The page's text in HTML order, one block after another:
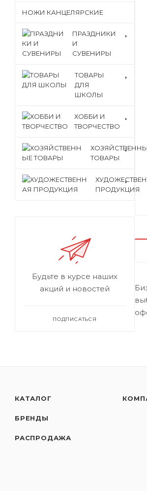
НОЖИ КАНЦЕЛЯРСКИЕ
ПРАЗДНИКИ
И
СУВЕНИРЫ
ТОВАРЫ
ДЛЯ
ШКОЛЫ
ХОББИ И
ТВОРЧЕСТВО
ТОВАРЫ
ПРОДУКЦИЯ
Будьте в курсе наших
акций и новостей
ПОДПИСАТЬСЯ
КАТАЛОГ
БРЕНДЫ
РАСПРОДАЖА